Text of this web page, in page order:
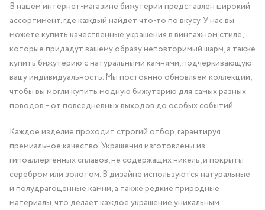
В нашем интернет-магазине бижутерии представлен широкий
ассортимент, где каждый найдет что-то по вкусу. У нас вы
можете купить качественные украшения в винтажном стиле,
которые придадут вашему образу неповторимый шарм, а также
купить бижутерию с натуральными камнями, подчеркивающую
вашу индивидуальность. Мы постоянно обновляем коллекции,
чтобы вы могли купить модную бижутерию для самых разных
поводов – от повседневных выходов до особых событий.
Каждое изделие проходит строгий отбор, гарантируя
премиальное качество. Украшения изготовлены из
гипоаллергенных сплавов, не содержащих никель, и покрыты
серебром или золотом. В дизайне используются натуральные
и полудрагоценные камни, а также редкие природные
материалы, что делает каждое украшение уникальным